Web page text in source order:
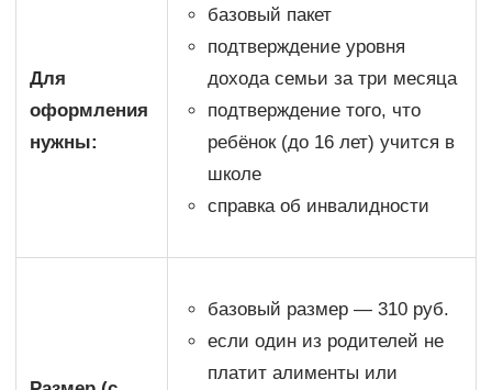
Для
оформления
нужны:
базовый пакет
подтверждение уровня
дохода семьи за три месяца
подтверждение того, что
ребёнок (до 16 лет) учится в
школе
справка об инвалидности
базовый размер — 310 руб.
если один из родителей не
платит алименты или